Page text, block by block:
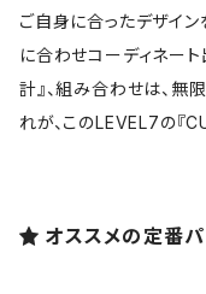
ご自身に合ったデザイン
に合わせコーディネー
計』、組み合わせは、
れが、このLEVEL7の『
オススメの定番